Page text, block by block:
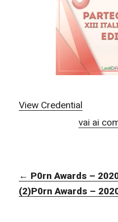
View Credential
vai ai
ARTICOLI
← P0rn Awards –
(2)P0rn Awards –